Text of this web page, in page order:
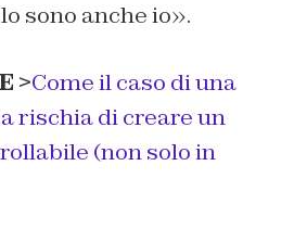
sono anche io».
>Come il caso di una
rischia di creare un
(non solo in